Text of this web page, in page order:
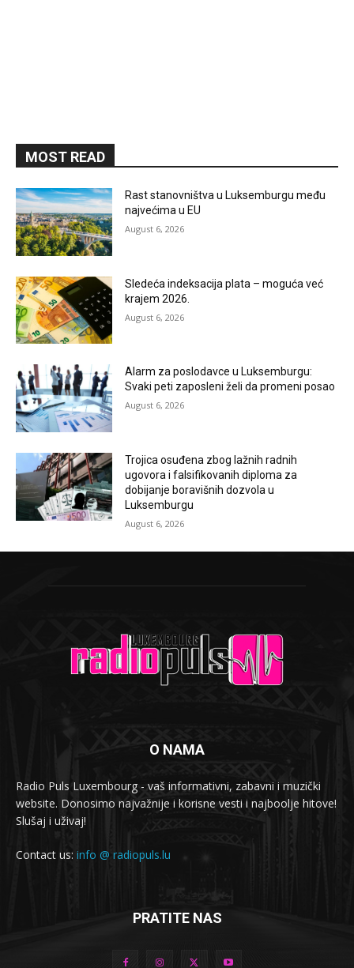
MOST READ
Rast stanovništva u Luksemburgu među
najvećima u EU
August 6, 2026
Sledeća indeksacija plata – moguća već
krajem 2026.
August 6, 2026
Alarm za poslodavce u Luksemburgu:
Svaki peti zaposleni želi da promeni posao
August 6, 2026
Trojica osuđena zbog lažnih radnih
ugovora i falsifikovanih diploma za
dobijanje boravišnih dozvola u
Luksemburgu
August 6, 2026
O NAMA
Radio Puls Luxembourg - vaš informativni, zabavni i muzički
website. Donosimo najvažnije i korisne vesti i najboolje hitove!
Slušaj i uživaj!
Contact us: info @ radiopuls.lu
PRATITE NAS